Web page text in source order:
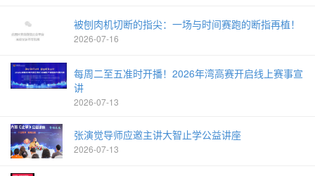
被刨肉机切断的指尖：一场与时间赛跑的断指再植！
2026-07-16
每周二至五准时开播！2026年湾高赛开启线上赛事宣
讲
2026-07-13
张演觉导师应邀主讲大智止学公益讲座
2026-07-13